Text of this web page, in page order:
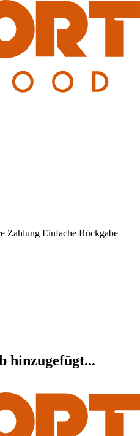
Zahlung Einfache Rückgabe
hinzugefügt...